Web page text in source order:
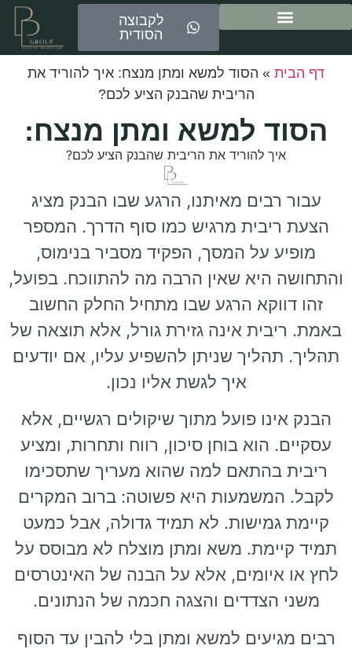
לקבוצה
הסודית
דף הבית » הסוד למשא ומתן מנצח: איך להוריד את
הריבית שהבנק הציע לכם?
הסוד למשא ומתן מנצח:
איך להוריד את הריבית שהבנק הציע לכם?
עבור רבים מאיתנו, הרגע שבו הבנק מציג
הצעת ריבית מרגיש כמו סוף הדרך. המספר
מופיע על המסך, הפקיד מסביר בנימוס,
והתחושה היא שאין הרבה מה להתווכח. בפועל,
זהו דווקא הרגע שבו מתחיל החלק החשוב
באמת. ריבית אינה גזירת גורל, אלא תוצאה של
תהליך. תהליך שניתן להשפיע עליו, אם יודעים
איך לגשת אליו נכון.
הבנק אינו פועל מתוך שיקולים רגשיים, אלא
עסקיים. הוא בוחן סיכון, רווח ותחרות, ומציע
ריבית בהתאם למה שהוא מעריך שתסכימו
לקבל. המשמעות היא פשוטה: ברוב המקרים
קיימת גמישות. לא תמיד גדולה, אבל כמעט
תמיד קיימת. משא ומתן מוצלח לא מבוסס על
לחץ או איומים, אלא על הבנה של האינטרסים
משני הצדדים והצגה חכמה של הנתונים.
רבים מגיעים למשא ומתן בלי להבין עד הסוף